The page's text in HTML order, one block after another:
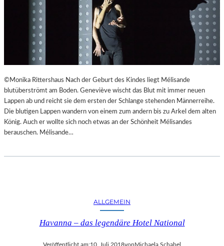
©Monika Rittershaus Nach der Geburt des Kindes liegt Mélisande
blutüberströmt am Boden. Geneviève wischt das Blut mit immer neuen
Lappen ab und reicht sie dem ersten der Schlange stehenden Männerreihe.
Die blutigen Lappen wandern von einem zum andern bis zu Arkel dem alten
König. Auch er wollte sich noch etwas an der Schönheit Mélisandes
berauschen. Mélisande…
ALLGEMEIN
Havanna – das legendäre Hotel National
Veröffentlicht am:10. Juli 2018vonMichaela Schabel